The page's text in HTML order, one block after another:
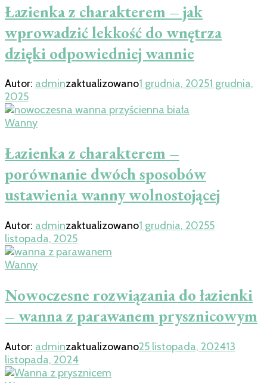
Łazienka z charakterem – jak
wprowadzić lekkość do wnętrza
dzięki odpowiedniej wannie
Autor: adminzaktualizowano1 grudnia, 20251 grudnia,
2025
Wanny
Łazienka z charakterem –
porównanie dwóch sposobów
ustawienia wanny wolnostojącej
Autor: adminzaktualizowano1 grudnia, 20255
listopada, 2025
Wanny
Nowoczesne rozwiązania do łazienki
– wanna z parawanem prysznicowym
Autor: adminzaktualizowano25 listopada, 202413
listopada, 2024